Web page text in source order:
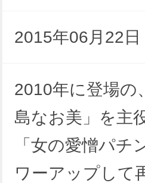
2015年06月22日
2010年に登場の
島なお美」を主
「女の愛憎パチ
ワーアップして